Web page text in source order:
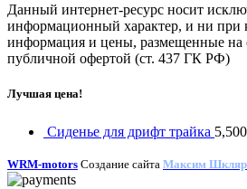
Данный интернет-ресурс носит
информационный характер, и ни при
информация и цены, размещенные на
публичной офертой (ст. 437 ГК РФ)
Лучшая цена!
Сиденье для дрифт трайка
WRM-motors Создание сайта Максим